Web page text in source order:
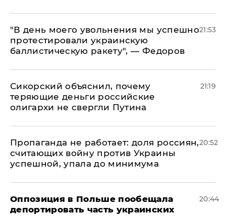
​"В день моего увольнения мы успешно
протестировали украинскую
баллистическую ракету", — Федоров
21:53
Сикорский объяснил, почему
теряющие деньги российские
олигархи не свергли Путина
21:19
​Пропаганда не работает: доля россиян,
считающих войну против Украины
успешной, упала до минимума
20:52
Оппозиция в Польше пообещала
депортировать часть украинских
20:44